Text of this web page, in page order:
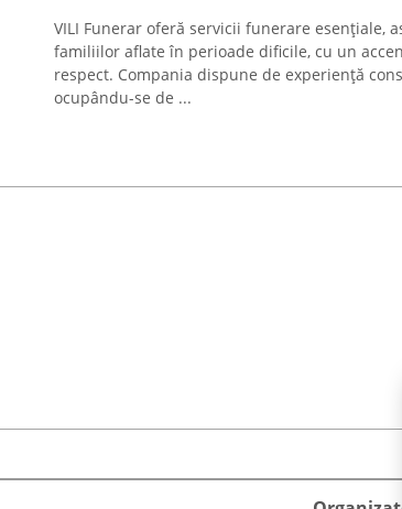
VILI Funerar oferă servicii funerare esențiale,
familiilor aflate în perioade dificile, cu un
respect. Compania dispune de experiență
ocupându-se de ...